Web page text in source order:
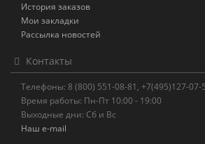
История заказов
Мои закладки
Рассылка новостей
Контакты
Телефоны: 8 (800) 551-08-81, +7(495)127-07-
Время работы: Пн-Пт 10:00 - 19:00
Выходные дни: Сб и Вс
Наш e-mail